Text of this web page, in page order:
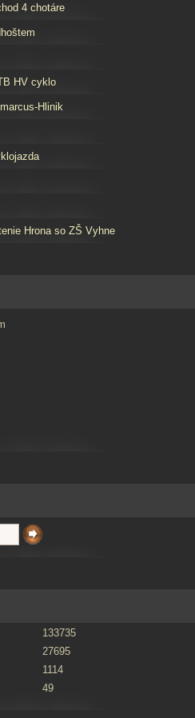
4 chotáre
HV cyklo
Hlinik
Hrona so ZŠ Vyhne
49
133735
27695
1114